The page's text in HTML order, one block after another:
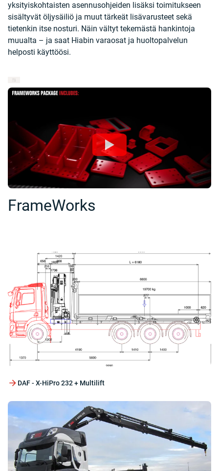
yksityiskohtaisten asennusohjeiden lisäksi toimitukseen
sisältyvät öljysäiliö ja muut tärkeät lisävarusteet sekä
tietenkin itse nosturi. Näin vältyt tekemästä hankintoja
muualta – ja saat Hiabin varaosat ja huoltopalvelun
helposti käyttöösi.
FrameWorks
DAF - X-HiPro 232 + Multilift